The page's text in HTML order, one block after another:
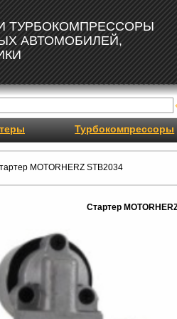
ТУРБОКОМПРЕССОРЫ
АВТОМОБИЛЕЙ,
Турбокомпрессоры
MOTORHERZ STB2034
Стартер